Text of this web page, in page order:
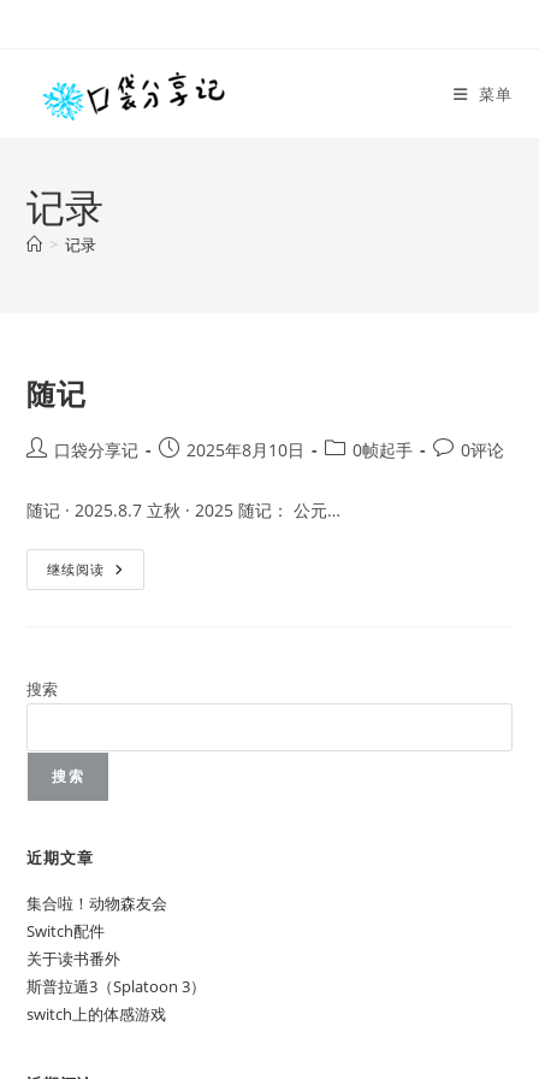
菜单
记录
> 记录
随记
Post口袋分享记
Post2025年8月10日
Post0帧起手
Post0评论
随记 · 2025.8.7 立秋 · 2025 随记： 公元…
继续阅读 随
记
搜索
搜索
近期文章
集合啦！动物森友会
Switch配件
关于读书番外
斯普拉遁3（Splatoon 3）
switch上的体感游戏